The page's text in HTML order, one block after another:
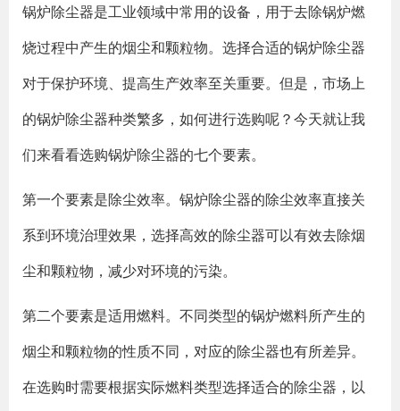
锅炉除尘器是工业领域中常用的设备，用于去除锅炉燃
烧过程中产生的烟尘和颗粒物。选择合适的锅炉除尘器
对于保护环境、提高生产效率至关重要。但是，市场上
的锅炉除尘器种类繁多，如何进行选购呢？今天就让我
们来看看选购锅炉除尘器的七个要素。
第一个要素是除尘效率。锅炉除尘器的除尘效率直接关
系到环境治理效果，选择高效的除尘器可以有效去除烟
尘和颗粒物，减少对环境的污染。
第二个要素是适用燃料。不同类型的锅炉燃料所产生的
烟尘和颗粒物的性质不同，对应的除尘器也有所差异。
在选购时需要根据实际燃料类型选择适合的除尘器，以